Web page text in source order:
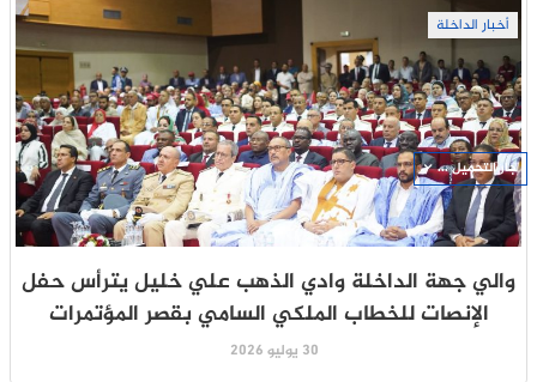
أخبار الداخلة
والي جهة الداخلة وادي الذهب علي خليل يترأس حفل
الإنصات للخطاب الملكي السامي بقصر المؤتمرات
30 يوليو 2026
جار التحميل ...